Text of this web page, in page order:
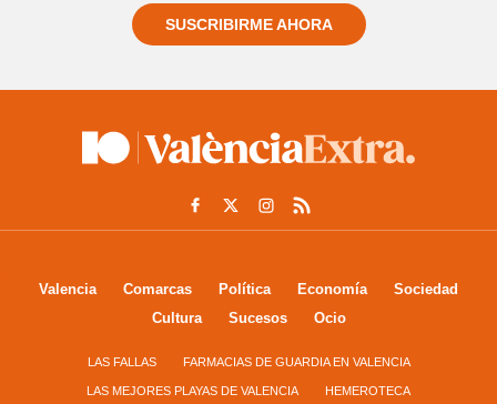
SUSCRIBIRME AHORA
Valencia Comarcas Política Economía
Sociedad
Cultura
Sucesos Ocio
LAS FALLAS FARMACIAS DE GUARDIA EN VALENCIA
LAS MEJORES PLAYAS DE VALENCIA HEMEROTECA